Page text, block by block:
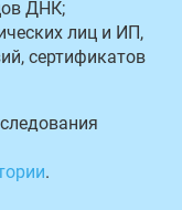
ДНК;
лиц и ИП,
сертификатов
.